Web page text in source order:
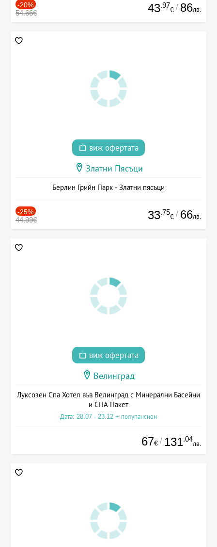
-20%
54.66€ 43.97
€ / 86лв.
виж офертата
Златни Пясъци
Берлин Грийн Парк - Златни пясъци
-25%
44.99€ 33.75
€ / 66лв.
виж офертата
Велинград
Луксозен Спа Хотел във Велинград с Минерални Басейни
и СПА Пакет
Дата: 28.07 - 23.12 + полупансион
67€ / 131.04
лв.